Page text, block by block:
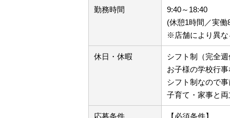
勤務時間
9:40～18:40
(休憩1時間／実働
※店舗により異な
休日・休暇
シフト制（完全
お子様の学校行
シフト制なので
子育て・家事と
応募条件 【必須条件】